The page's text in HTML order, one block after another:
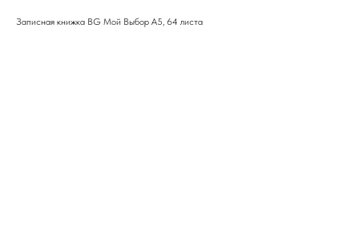
Записная книжка BG Мой Выбор А5, 64 листа